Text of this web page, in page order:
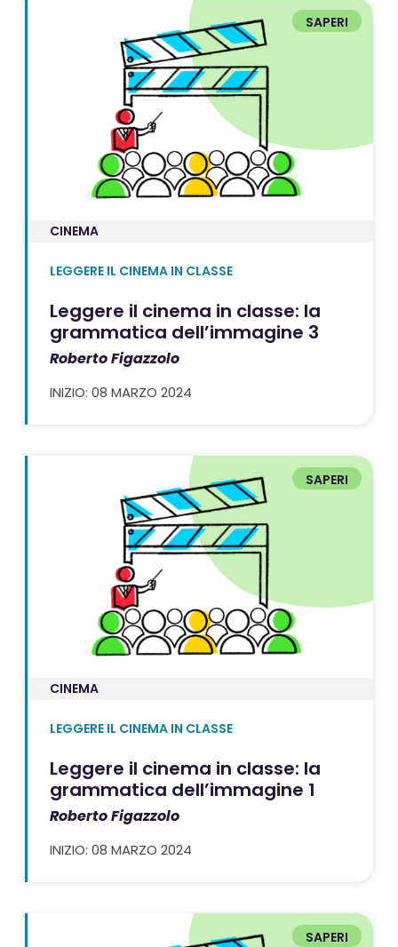
CINEMA
LEGGERE IL CINEMA IN CLASSE
SAPERI
Leggere il cinema in classe: la
grammatica dell’immagine 3
Roberto Figazzolo
INIZIO: 08 MARZO 2024
CINEMA
LEGGERE IL CINEMA IN CLASSE
SAPERI
Leggere il cinema in classe: la
grammatica dell’immagine 1
Roberto Figazzolo
INIZIO: 08 MARZO 2024
SAPERI